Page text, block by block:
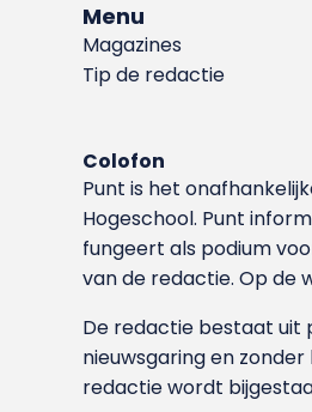
Menu
Magazines
Tip de redactie
Colofon
Punt is het
Hoge­school. Punt
fungeert als podium
van de redactie. Op de
De redactie bestaat uit
nieuwsgaring en
redactie wordt